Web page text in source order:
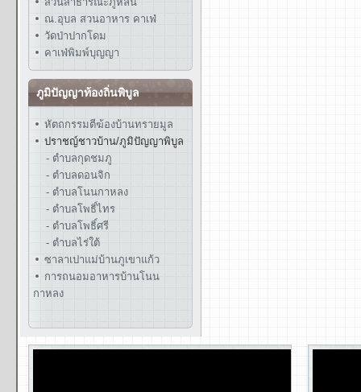
ณ.อุบล สวนอาหาร คาเฟ่
วัดป่าปากโดม
คาเฟ่พิมพ์บุญญา
ภูมิปัญญาท้องถิ่นพิบูล
หัตถกรรมตีฆ้องบ้านทรายมูล
ปราชญ์ชาวบ้าน/ภูมิปัญญาพิบูล
- ตำบลกุดชมภู
- ตำบลดอนจิก
- ตำบลโนนกาหลง
- ตำบลโพธิ์ไทร
- ตำบลโพธิ์ศรี
- ตำบลไร่ใต้
ซาลาเปาแม่บ้านภูเขาแก้ว
การถนอมอาหารบ้านโนน
กาหลง